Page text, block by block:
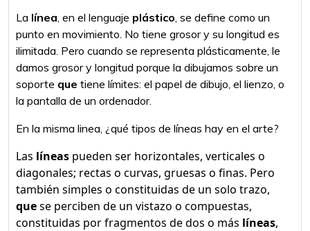
La línea, en el lenguaje plástico, se define como un
punto en movimiento. No tiene grosor y su longitud es
ilimitada. Pero cuando se representa plásticamente, le
damos grosor y longitud porque la dibujamos sobre un
soporte que tiene límites: el papel de dibujo, el lienzo, o
la pantalla de un ordenador.
En la misma linea, ¿qué tipos de líneas hay en el arte?
Las líneas pueden ser horizontales, verticales o
diagonales; rectas o curvas, gruesas o finas. Pero
también simples o constituidas de un solo trazo,
quese perciben de un vistazo o compuestas,
constituidas por fragmentos de dos o más líneas,